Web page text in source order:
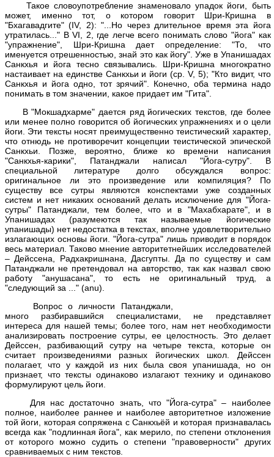
Такое словоупотребление знаменовало упадок йоги, быть
может, именно тот, о котором говорит Шри-Кришна в
"Бхагавадгите" (IV, 2): "...Но через длительное время эта йога
утратилась..." В VI, 2, где легче всего понимать слово "йога" как
"упражнение", Шри-Кришна дает определение: "То, что
именуется отрешенностью, знай это как йогу". Уже в Упанишадах
Санкхья и йога тесно связывались. Шри-Кришна многократно
настаивает на единстве Санкхьи и йоги (ср. V, 5); "Кто видит, что
Санкхья и йога одно, тот зрячий". Конечно, оба термина надо
понимать в том значении, какое придает им "Гита".
В "Мокшадхарме" дается ряд йогических текстов, где более
или менее полно говорится об йогических упражнениях и о цели
йоги. Эти тексты носят преимущественно теистический характер,
что отнюдь не противоречит концепции теистической эпической
Санкхьи. Позже, вероятно, ближе ко времени написания
"Санкхья-карики", Патанджали написал "Йога-сутру". В
специальной литературе долго обсуждался вопрос:
оригинальное ли это произведение или компиляция? По
существу все сутры являются конспектами уже созданных
систем и нет никаких оснований делать исключение для "Йога-
сутры" Патанджали, тем более, что и в "Махабхарате", и в
Упанишадах (разумеются так называемые йогические
упанишады) нет недостатка в текстах, вполне удовлетворительно
излагающих основы йоги. "Йога-сутра" лишь приводит в порядок
весь материал. Таково мнение авторитетнейших исследователей
– Дейссена, Радхакришнана, Дасгупты. Да по существу и сам
Патанджали не претендовал на авторство, так как назвал свою
работу "анушасана", то есть не оригинальный труд, а
"следующий за ..." (anu).
Вопрос о личности Патанджали,
много разбиравшийся специалистами, не представляет
интереса для нашей темы; более того, нам нет необходимости
анализировать построение сутры, ее целостность. Это делает
Дейссен, разбивающий сутру на четыре текста, которые он
считает произведениями разных йогических школ. Дейссен
полагает, что у каждой из них была своя упанишада, но он
признает, что тексты одинаково излагают технику и одинаково
формулируют цель йоги.
Для нас достаточно знать, что "Йога-сутра" – наиболее
полное, наиболее раннее и наиболее авторитетное изложение
той йоги, которая сопряжена с Санкхьёй и которая признавалась
всегда как "подлинная йога", как мерило, по степени отклонения
от которого можно судить о степени "правоверности" других
сравниваемых с ним текстов.